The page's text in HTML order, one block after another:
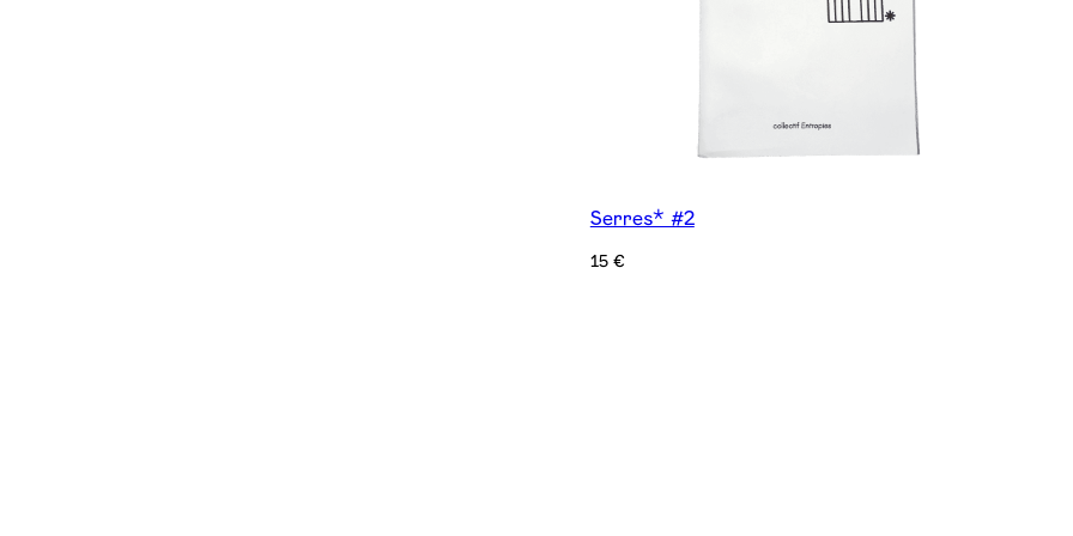
Serres* #2
15 €